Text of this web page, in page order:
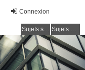
Connexion
Sujets sans réponse Sujets actifs